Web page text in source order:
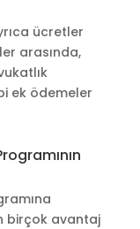
ücretler
arasında,
ek ödemeler
birçok avantaj